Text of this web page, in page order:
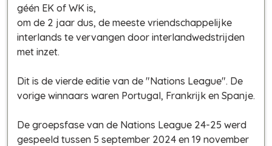
géén EK of WK is,
om de 2 jaar dus, de meeste vriendschappelijke
interlands te vervangen door interlandwedstrijden
met inzet.
Dit is de vierde editie van de "Nations League". De
vorige winnaars waren Portugal, Frankrijk en Spanje.
De groepsfase van de Nations League 24-25 werd
gespeeld tussen 5 september 2024 en 19 november